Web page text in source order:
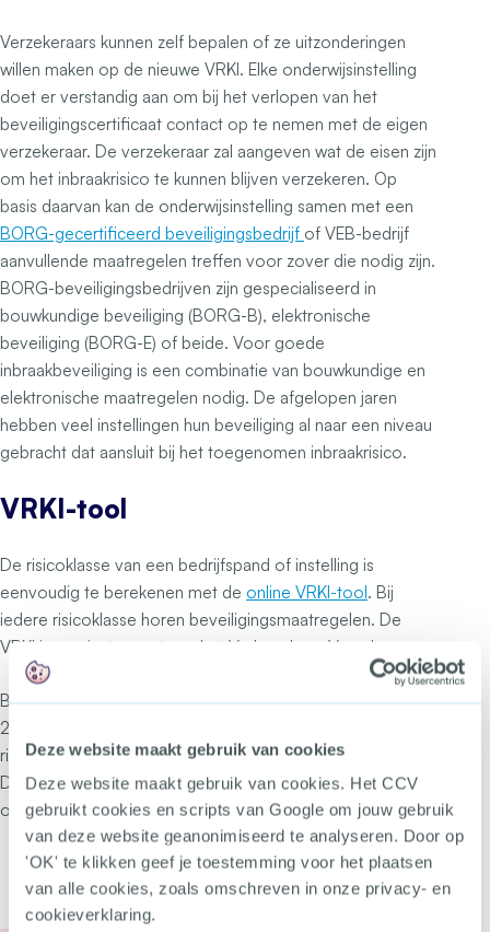
Deze website maakt gebruik van cookies
Deze website maakt gebruik van cookies. Het CCV
gebruikt cookies en scripts van Google om jouw gebruik
van deze website geanonimiseerd te analyseren. Door op
'OK' te klikken geef je toestemming voor het plaatsen
van alle cookies, zoals omschreven in onze privacy- en
cookieverklaring.
Verzekeraars kunnen zelf bepalen of ze uitzonderingen
willen maken op de nieuwe VRKI. Elke onderwijsinstelling
doet er verstandig aan om bij het verlopen van het
beveiligingscertificaat contact op te nemen met de eigen
verzekeraar. De verzekeraar zal aangeven wat de eisen zijn
om het inbraakrisico te kunnen blijven verzekeren. Op
basis daarvan kan de onderwijsinstelling samen met een
BORG-gecertificeerd beveiligingsbedrijf of VEB-bedrijf
aanvullende maatregelen treffen voor zover die nodig zijn.
BORG-beveiligingsbedrijven zijn gespecialiseerd in
bouwkundige beveiliging (BORG-B), elektronische
beveiliging (BORG-E) of beide. Voor goede
inbraakbeveiliging is een combinatie van bouwkundige en
elektronische maatregelen nodig. De afgelopen jaren
hebben veel instellingen hun beveiliging al naar een niveau
gebracht dat aansluit bij het toegenomen inbraakrisico.
VRKI-tool
De risicoklasse van een bedrijfspand of instelling is
eenvoudig te berekenen met de online VRKI-tool. Bij
iedere risicoklasse horen beveiligingsmaatregelen. De
VRKI is een instrument van het Verbond van Verzekeraars.
Bij publicatie begin december van de VRKI 2.0 versie
2023 deel A was de zin ‘Voor onderwijsinstellingen is de
richtlijn onderwijsinstellingen van toepassing’ opgenomen.
Dit is dus niet juist. Daags na publicatie is dit aangepast,
overeenkomstig met de VRKI 2.0 versie 2023 deel B.